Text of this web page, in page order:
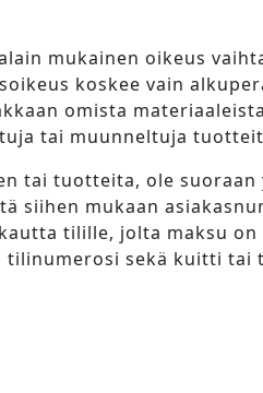
mukainen oikeus
koskee vain
omista
tai muunneltuja
tai tuotteita, ole
siihen mukaan
tilille, jolta maksu
tilinumerosi sekä kuitti